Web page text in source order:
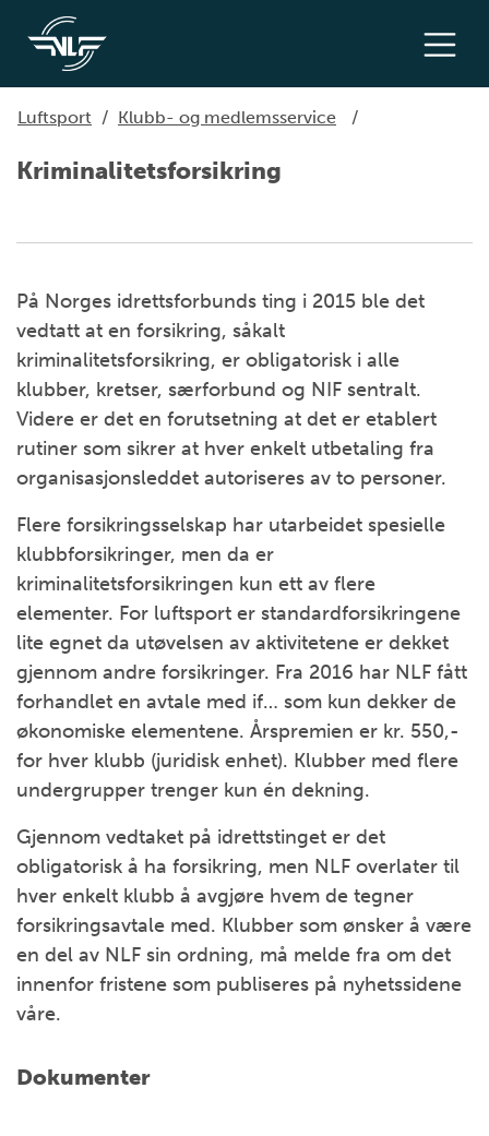
Luftsport / Klubb- og medlemsservice /
Kriminalitetsforsikring
På Norges idrettsforbunds ting i 2015 ble det
vedtatt at en forsikring, såkalt
kriminalitetsforsikring, er obligatorisk i alle
klubber, kretser, særforbund og NIF sentralt.
Videre er det en forutsetning at det er etablert
rutiner som sikrer at hver enkelt utbetaling fra
organisasjonsleddet autoriseres av to personer.
Flere forsikringsselskap har utarbeidet spesielle
klubbforsikringer, men da er
kriminalitetsforsikringen kun ett av flere
elementer. For luftsport er standardforsikringene
lite egnet da utøvelsen av aktivitetene er dekket
gjennom andre forsikringer. Fra 2016 har NLF fått
forhandlet en avtale med if… som kun dekker de
økonomiske elementene. Årspremien er kr. 550,-
for hver klubb (juridisk enhet). Klubber med flere
undergrupper trenger kun én dekning.
Gjennom vedtaket på idrettstinget er det
obligatorisk å ha forsikring, men NLF overlater til
hver enkelt klubb å avgjøre hvem de tegner
forsikringsavtale med. Klubber som ønsker å være
en del av NLF sin ordning, må melde fra om det
innenfor fristene som publiseres på nyhetssidene
våre.
Dokumenter